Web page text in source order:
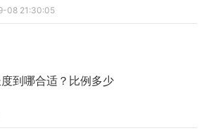
08 21:30:05
到哪合适？比例多少